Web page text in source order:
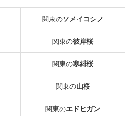
関東のソメイヨシノ
関東の彼岸桜
関東の寒緋桜
関東の山桜
関東のエドヒガン